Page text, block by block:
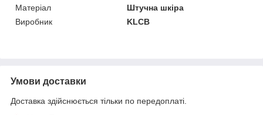
Матеріал
Штучна шкіра
Виробник
KLCB
Умови доставки
Доставка здійснюється тільки по передоплаті.